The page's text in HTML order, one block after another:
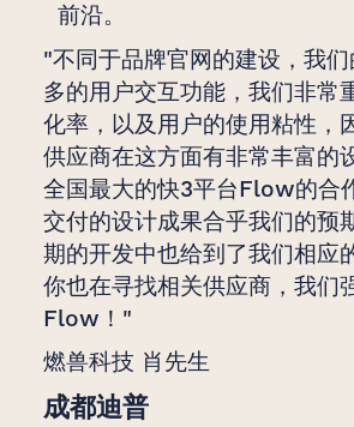
前沿。
"不同于品牌官网的建设，我
多的用户交互功能，我们非常
化率，以及用户的使用粘性，
供应商在这方面有非常丰富的
全国最大的快3平台Flow的合
交付的设计成果合乎我们的预
期的开发中也给到了我们相应
你也在寻找相关供应商，我们
Flow！"
燃兽科技 肖先生
成都迪普